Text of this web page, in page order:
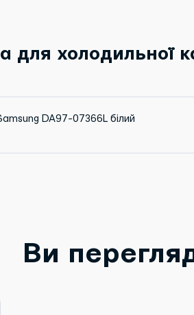
для холодильної
DA97-07366L білий
Ви